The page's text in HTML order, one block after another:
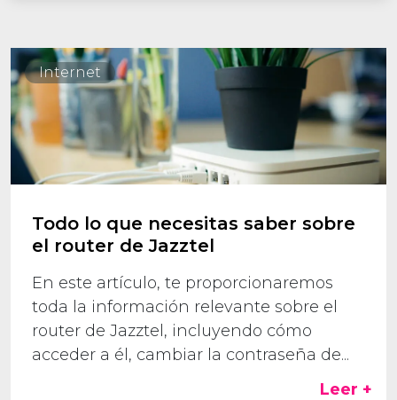
Internet
Todo lo que necesitas saber sobre
el router de Jazztel
En este artículo, te proporcionaremos
toda la información relevante sobre el
router de Jazztel, incluyendo cómo
acceder a él, cambiar la contraseña de...
Leer +